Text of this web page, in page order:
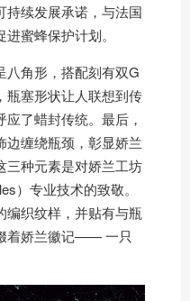
持续发展承诺，与法国
蜜蜂保护计划。
八角形，搭配刻有双G
瓶塞形状让人联想到传
了蜡封传统。最后，
边缠绕瓶颈，彰显娇兰
三种元素是对娇兰工坊
）专业技术的致敬。
编织纹样，并贴有与瓶
着娇兰徽记—— 一只